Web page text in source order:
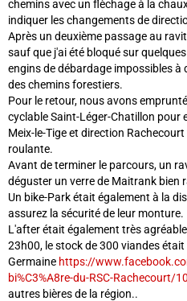
chemins avec un flèchage à la
indiquer les changements de
Après un deuxième passage au
sauf que j'ai été bloqué sur
engins de débardage impossibles à
des chemins forestiers.
Pour le retour, nous avons
cyclable Saint-Léger-Chatillon pour
Meix-le-Tige et direction
roulante.
Avant de terminer le parcours, un
déguster un verre de Maitrank bien
Un bike-Park était également à la
assurez la sécurité de leur monture.
L'after était également très
23h00, le stock de 300 viandes
Germaine https://
bi%C3%A8re-du-RSC-Rachecourt/
autres bières de la région..